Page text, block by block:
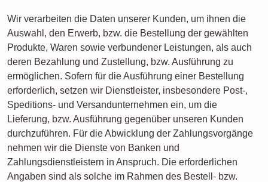
Wir verarbeiten die Daten unserer Kunden, um ihnen die
Auswahl, den Erwerb, bzw. die Bestellung der gewählten
Produkte, Waren sowie verbundener Leistungen, als auch
deren Bezahlung und Zustellung, bzw. Ausführung zu
ermöglichen. Sofern für die Ausführung einer Bestellung
erforderlich, setzen wir Dienstleister, insbesondere Post-,
Speditions- und Versandunternehmen ein, um die
Lieferung, bzw. Ausführung gegenüber unseren Kunden
durchzuführen. Für die Abwicklung der Zahlungsvorgänge
nehmen wir die Dienste von Banken und
Zahlungsdienstleistern in Anspruch. Die erforderlichen
Angaben sind als solche im Rahmen des Bestell- bzw.